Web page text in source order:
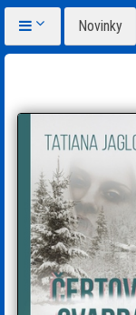
Novinky